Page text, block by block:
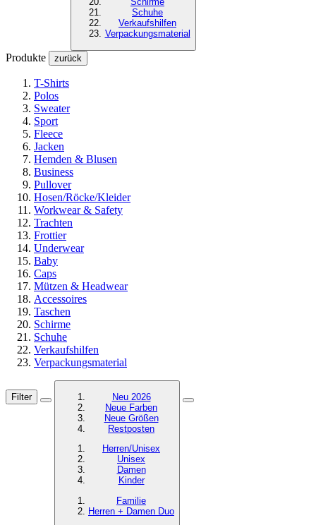
Schuhe
Verkaufshilfen
Verpackungsmaterial
Produkte zurück
T-Shirts
Polos
Sweater
Sport
Fleece
Jacken
Hemden & Blusen
Business
Pullover
Hosen/Röcke/Kleider
Workwear & Safety
Trachten
Frottier
Underwear
Baby
Caps
Mützen & Headwear
Accessoires
Taschen
Schirme
Schuhe
Verkaufshilfen
Verpackungsmaterial
Filter
Neu 2026
Neue Farben
Neue Größen
Restposten
Herren/Unisex
Unisex
Damen
Kinder
Familie
Herren + Damen Duo